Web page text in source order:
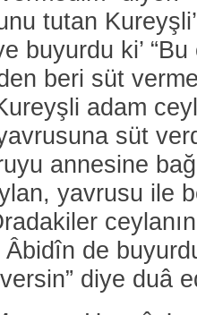
tutan
buyurdu ki’
beri süt
adam
süt
annesine
yavrusu ile
de
diye duâ